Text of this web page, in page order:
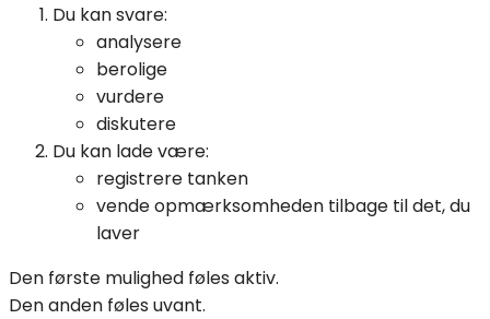
Du kan svare:
analysere
berolige
vurdere
diskutere
Du kan lade være:
registrere tanken
vende opmærksomheden tilbage til det, du
laver
Den første mulighed føles aktiv.
Den anden føles uvant.